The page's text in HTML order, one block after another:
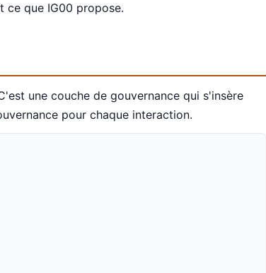
ce que IG00 propose.
une couche de gouvernance qui s'insère
pour chaque interaction.